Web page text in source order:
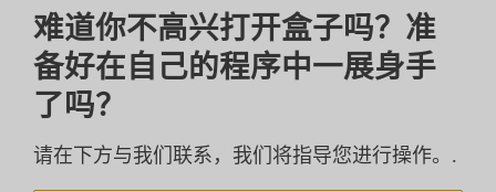
难道你不高兴打开盒子吗？准
备好在自己的程序中一展身手
了吗？
请在下方与我们联系，我们将指导您进行操作。.